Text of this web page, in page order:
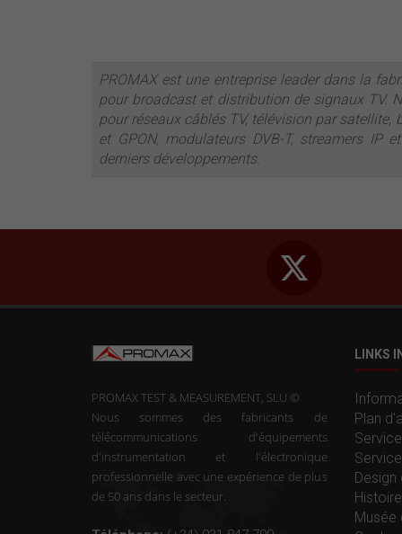
PROMAX est une entreprise leader dans la
pour broadcast et distribution de signaux TV.
pour réseaux câblés TV, télévision par
et GPON, modulateurs DVB-T, streamers IP
derniers développements.
PROMAX TEST & MEASUREMENT, SLU ©
Nous sommes des fabricants de
télécommunications d'équipements
d'instrumentation et l'électronique
professionnelle avec une expérience de plus
de 50 ans dans le secteur.
LINKS
Plan
Design
Musée